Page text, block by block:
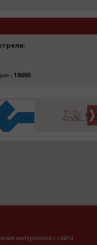
-18695
материалов с сайта